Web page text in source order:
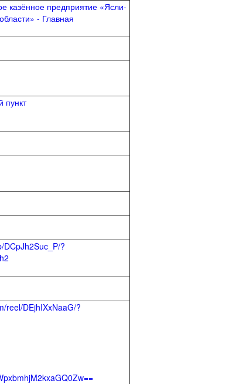
казённое предприятие «Ясли-
- Главная
пункт
DCpJh2Suc_P/?
reel/DEjhIXxNaaG/?